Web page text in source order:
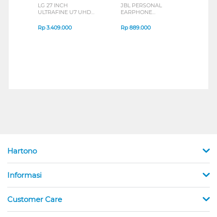
LG 27 INCH
ULTRAFINE U7 UHD
B_G3
Rp3.409.000
JBL PERSONAL
EARPHONE
SERIES
Rp889.000
Hartono
Informasi
Customer Care